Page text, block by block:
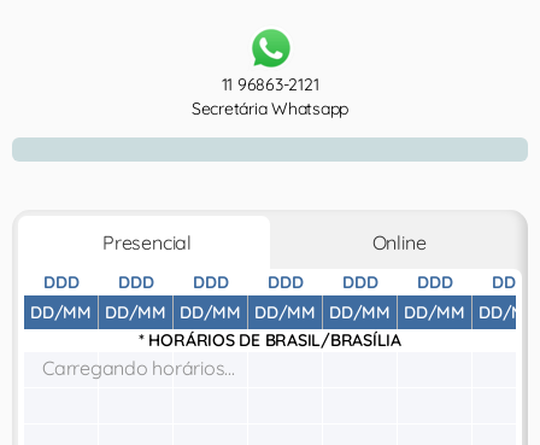
11 96863-2121
Secretária Whatsapp
Presencial Online
DDD
DD/MM
DDD
DD/MM
DDD
DD/MM
DDD
DD/MM
DDD
DD/MM
DDD
DD/MM
DDD
DD/MM
* HORÁRIOS DE BRASIL/BRASÍLIA
Carregando horários...